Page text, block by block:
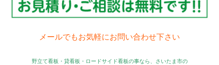
メールでもお気軽にお問い合わせ下さい
野立て看板・貸看板・ロードサイド看板の事なら、さいたま市の